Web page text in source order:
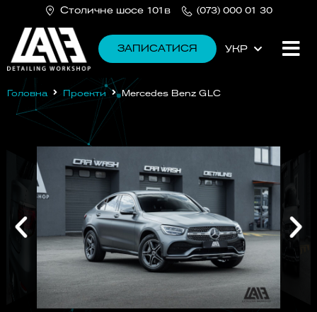
Столичне шосе 101в (073) 000 01 30
ЗАПИСАТИСЯ УКР
РУС
Головна Проекти Mercedes Benz GLC